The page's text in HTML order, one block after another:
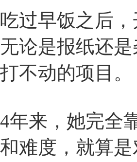
早饭之后，
论是报纸还
不动的项目。
，她完全靠
难度，就算